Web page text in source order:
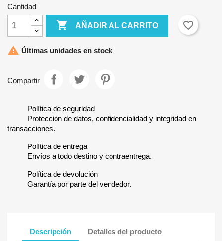
Cantidad
 AÑADIR AL CARRITO favorite_border
 Últimas unidades en stock
Compartir
Política de seguridad
Protección de datos, confidencialidad y integridad en
transacciones.
Política de entrega
Envíos a todo destino y contraentrega.
Política de devolución
Garantía por parte del vendedor.
Descripción Detalles del producto